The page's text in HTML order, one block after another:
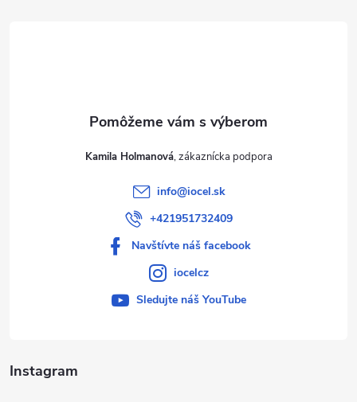
Instagram
Kamila Holmanová
info@iocel.sk
+421951732409
Navštívte náš facebook
iocelcz
Sledujte náš YouTube